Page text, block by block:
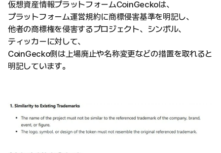
仮想資産情報プラットフォームCoinGeckoは、
プラットフォーム運営規約に商標侵害基準を明記し、
他者の商標権を侵害するプロジェクト、シンボル、
ティッカーに対して、
CoinGecko側は上場廃止や名称変更などの措置を取れると
明記しています。